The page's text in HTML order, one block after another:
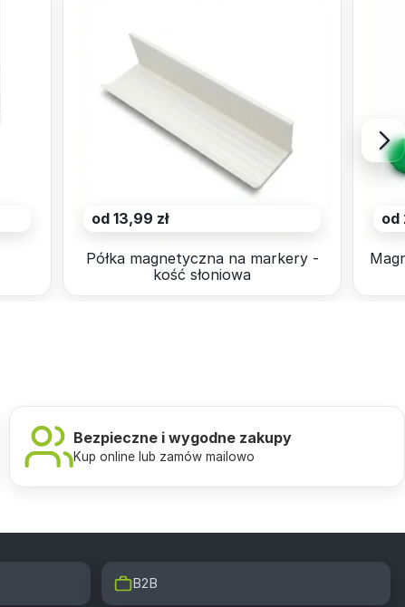
od 13,99 zł
Półka magnetyczna na markery -
kość słoniowa
od
Bezpieczne i wygodne zakupy
Kup online lub zamów mailowo
B2B